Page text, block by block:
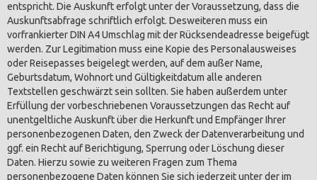
entspricht. Die Auskunft erfolgt unter der Voraussetzung, dass die
Auskunftsabfrage schriftlich erfolgt. Desweiteren muss ein
vorfrankierter DIN A4 Umschlag mit der Rücksendeadresse beigefügt
werden. Zur Legitimation muss eine Kopie des Personalausweises
oder Reisepasses beigelegt werden, auf dem außer Name,
Geburtsdatum, Wohnort und Gültigkeitdatum alle anderen
Textstellen geschwärzt sein sollten. Sie haben außerdem unter
Erfüllung der vorbeschriebenen Voraussetzungen das Recht auf
unentgeltliche Auskunft über die Herkunft und Empfänger Ihrer
personenbezogenen Daten, den Zweck der Datenverarbeitung und
ggf. ein Recht auf Berichtigung, Sperrung oder Löschung dieser
Daten. Hierzu sowie zu weiteren Fragen zum Thema
personenbezogene Daten können Sie sich jederzeit unter der im